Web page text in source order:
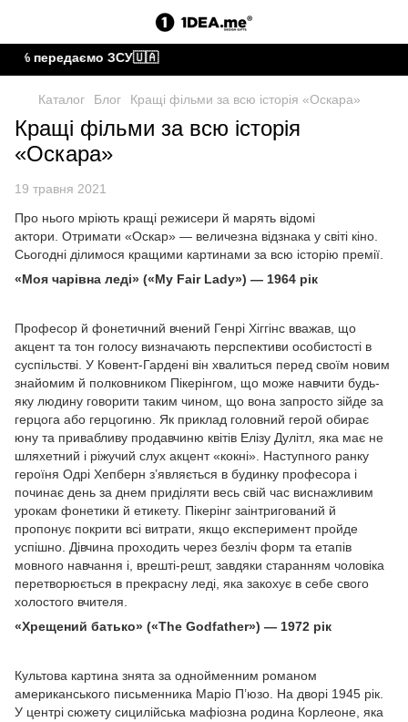
передаємо ЗСУ🇺🇦
Каталог Блог Кращі фільми за всю історія «Оскара»
Кращі фільми за всю історія
«Оскара»
19 травня 2021
Про нього мріють кращі режисери й марять відомі
актори. Отримати «Оскар» — величезна відзнака у світі кіно.
Сьогодні ділимося кращими картинами за всю історію премії.
«Моя чарівна леді» («My Fair Lady») — 1964 рік
Професор й фонетичний вчений Генрі Хіггінс вважав, що
акцент та тон голосу визначають перспективи особистості в
суспільстві. У Ковент-Гардені він хвалиться перед своїм новим
знайомим й полковником Пікерінгом, що може навчити будь-
яку людину говорити таким чином, що вона запросто зійде за
герцога або герцогиню. Як приклад головний герой обирає
юну та привабливу продавчиню квітів Елізу Дулітл, яка має не
шляхетний і ріжучий слух акцент «кокні». Наступного ранку
героїня Одрі Хепберн з’являється в будинку професора і
починає день за днем ​​приділяти весь свій час виснажливим
урокам фонетики й етикету. Пікерінг заінтригований й
пропонує покрити всі витрати, якщо експеримент пройде
успішно. Дівчина проходить через безліч форм та етапів
мовного навчання і, врешті-решт, завдяки старанням чоловіка
перетворюється в прекрасну леді, яка закохує в себе свого
холостого вчителя.
«Хрещений батько» («The Godfather») — 1972 рік
Культова картина знята за однойменним романом
американського письменника Маріо П’юзо. На дворі 1945 рік.
У центрі сюжету сицилійська мафіозна родина Корлеоне, яка